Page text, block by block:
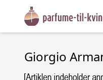
Giorgio